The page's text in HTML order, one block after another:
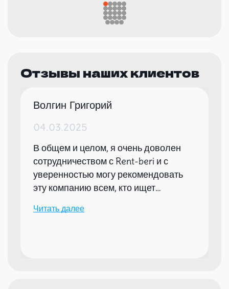
Отзывы наших клиентов
Волгин Григорий
04.03.2025
В общем и целом, я очень доволен
сотрудничеством с Rent-beri и с
уверенностью могу рекомендовать
эту компанию всем, кто ищет
мероприятий.
Читать далее